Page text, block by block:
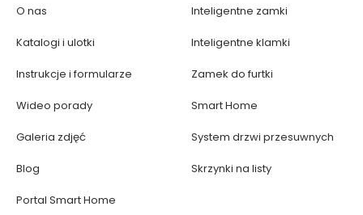
O nas
Katalogi i ulotki
Instrukcje i formularze
Wideo porady
Galeria zdjęć
Blog
Portal Smart Home
Inteligentne zamki
Inteligentne klamki
Zamek do furtki
Smart Home
System drzwi przesuwnych
Skrzynki na listy